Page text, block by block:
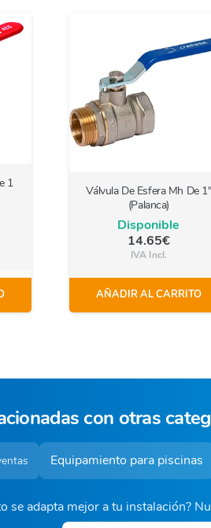
1
Válvula De Esfera Mh De 1″
(Palanca)
Disponible
14.65€
IVA Incl.
AÑADIR AL CARRITO
con otras
Equipamiento para piscinas
se adapta mejor a tu instalación?